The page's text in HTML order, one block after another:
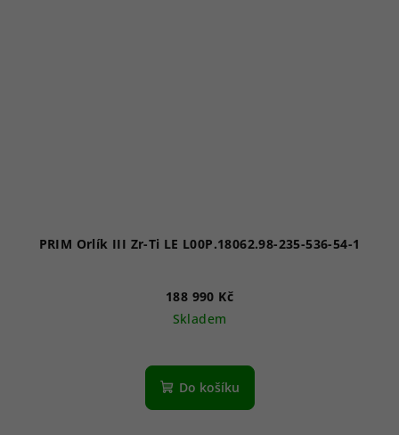
PRIM Orlík III Zr-Ti LE L00P.18062.98-235-536-54-1
188 990 Kč
Skladem
Do košíku